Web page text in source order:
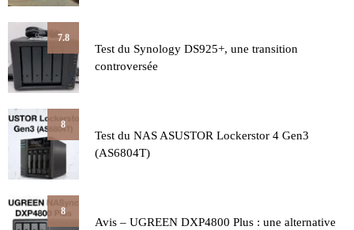
7.8
Test du Synology DS925+, une transition
controversée
8
Test du NAS ASUSTOR Lockerstor 4 Gen3
(AS6804T)
8
Avis – UGREEN DXP4800 Plus : une alternative